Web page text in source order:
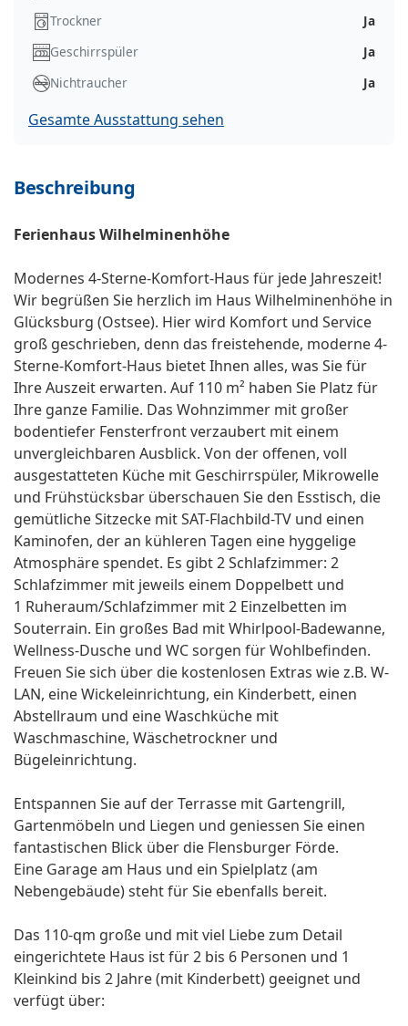
Trockner
Ja
Geschirrspüler
Ja
Nichtraucher
Ja
Gesamte Ausstattung sehen
Beschreibung
Ferienhaus Wilhelminenhöhe
Modernes 4-Sterne-Komfort-Haus für jede Jahreszeit!
Wir begrüßen Sie herzlich im Haus Wilhelminenhöhe in
Glücksburg (Ostsee). Hier wird Komfort und Service
groß geschrieben, denn das freistehende, moderne 4-
Sterne-Komfort-Haus bietet Ihnen alles, was Sie für
Ihre Auszeit erwarten. Auf 110 m² haben Sie Platz für
Ihre ganze Familie. Das Wohnzimmer mit großer
bodentiefer Fensterfront verzaubert mit einem
unvergleichbaren Ausblick. Von der offenen, voll
ausgestatteten Küche mit Geschirrspüler, Mikrowelle
und Frühstücksbar überschauen Sie den Esstisch, die
gemütliche Sitzecke mit SAT-Flachbild-TV und einen
Kaminofen, der an kühleren Tagen eine hyggelige
Atmosphäre spendet. Es gibt 2 Schlafzimmer: 2
Schlafzimmer mit jeweils einem Doppelbett und
1 Ruheraum/Schlafzimmer mit 2 Einzelbetten im
Souterrain. Ein großes Bad mit Whirlpool-Badewanne,
Wellness-Dusche und WC sorgen für Wohlbefinden.
Freuen Sie sich über die kostenlosen Extras wie z.B. W-
LAN, eine Wickeleinrichtung, ein Kinderbett, einen
Abstellraum und eine Waschküche mit
Waschmaschine, Wäschetrockner und
Bügeleinrichtung.
Entspannen Sie auf der Terrasse mit Gartengrill,
Gartenmöbeln und Liegen und geniessen Sie einen
fantastischen Blick über die Flensburger Förde.
Eine Garage am Haus und ein Spielplatz (am
Nebengebäude) steht für Sie ebenfalls bereit.
Das 110-qm große und mit viel Liebe zum Detail
eingerichtete Haus ist für 2 bis 6 Personen und 1
Kleinkind bis 2 Jahre (mit Kinderbett) geeignet und
verfügt über: